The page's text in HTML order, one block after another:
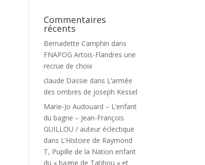
Commentaires
récents
Bernadette Camphin dans
FNAPOG Artois-Flandres une
recrue de choix
claude Dassie dans L’armée
des ombres de joseph Kessel
Marie-Jo Audouard – L’enfant
du bagne – Jean-François
GUILLOU / auteur éclectique
dans L’Histoire de Raymond
T, Pupille de la Nation enfant
du « bagne de Tatihou » et